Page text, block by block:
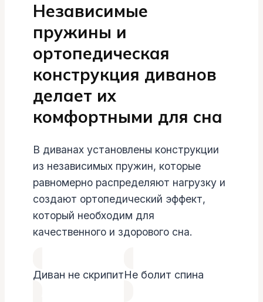
Независимые
пружины и
ортопедическая
конструкция диванов
делает их
комфортными для сна
В диванах установлены конструкции
из независимых пружин, которые
равномерно распределяют нагрузку и
создают ортопедический эффект,
который необходим для
качественного и здорового сна.
Диван не скрипитНе болит спина